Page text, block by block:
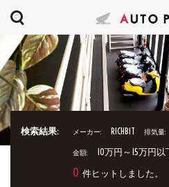
検索結果: メーカー: RICHBIT 排気量:
金額: 10万円～15万円以
0 件ヒットしました。